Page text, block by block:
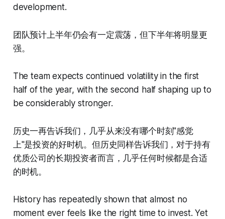
development.
团队预计上半年仍会有一定震荡，但下半年将明显更
强。
The team expects continued volatility in the first
half of the year, with the second half shaping up to
be considerably stronger.
历史一再告诉我们，几乎从来没有哪个时刻"感觉
上"是投资的好时机。但历史同样告诉我们，对于持有
优质公司的长期投资者而言，几乎任何时候都是合适
的时机。
History has repeatedly shown that almost no
moment ever feels like the right time to invest. Yet